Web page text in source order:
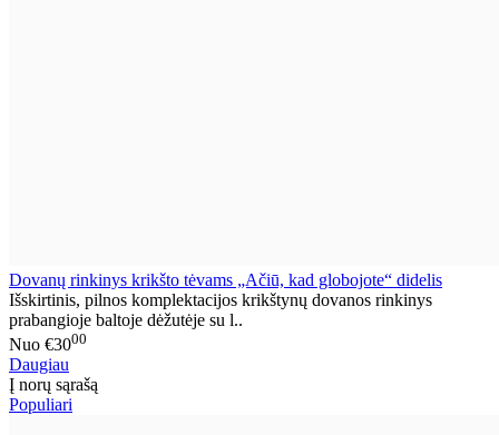
Dovanų rinkinys krikšto tėvams „Ačiū, kad globojote“ didelis
Išskirtinis, pilnos komplektacijos krikštynų dovanos rinkinys
prabangioje baltoje dėžutėje su l..
Nuo €3000
Daugiau
Į norų sąrašą
Populiari